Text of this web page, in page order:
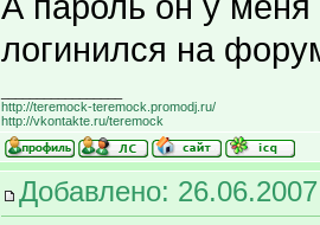
логинился на
http://teremock-teremock.promodj.ru/
http://vkontakte.ru/teremock
Добавлено: